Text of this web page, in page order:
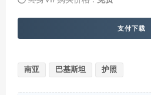
支付下载
南亚 巴基斯坦 护照